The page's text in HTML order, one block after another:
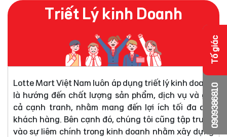
Triết Lý kinh Doanh
Lotte Mart Việt Nam luôn áp dụng triết lý kinh doanh
là hướng đến chất lượng sản phẩm, dịch vụ và giá
cả cạnh tranh, nhằm mang đến lợi ích tối đa cho
khách hàng. Bên cạnh đó, chúng tôi cũng tập trung
vào sự liêm chính trong kinh doanh nhằm xây dựng
0909386810
Tố giác